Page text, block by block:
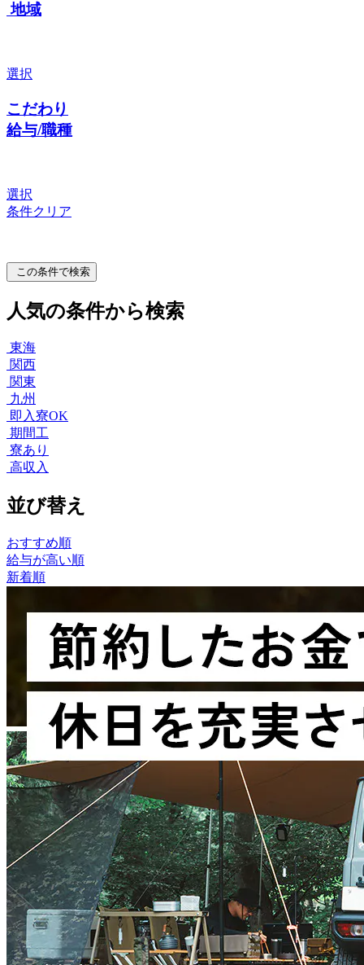
地域
選択
こだわり
給与/職種
選択
条件クリア
この条件で検索
人気の条件から検索
東海
関西
関東
九州
即入寮OK
期間工
寮あり
高収入
並び替え
おすすめ順
給与が高い順
新着順